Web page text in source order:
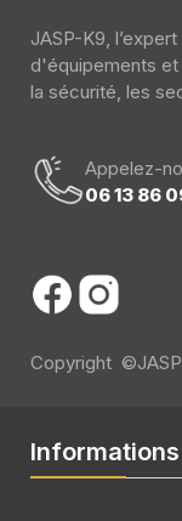
JASP-K9,
d'équipements et
la sécurité, les
Appelez-
06 13 86
Copyright
Informations